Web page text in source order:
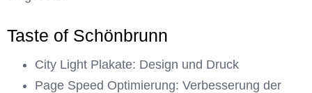
Taste of Schönbrunn
City Light Plakate: Design und Druck
Page Speed Optimierung: Verbesserung der